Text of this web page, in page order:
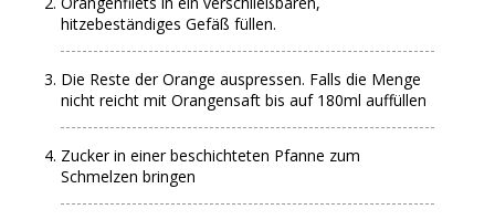
hitzebeständiges Gefäß füllen.
Die Reste der Orange auspressen. Falls die Menge
nicht reicht mit Orangensaft bis auf 180ml auffüllen
Zucker in einer beschichteten Pfanne zum
Schmelzen bringen